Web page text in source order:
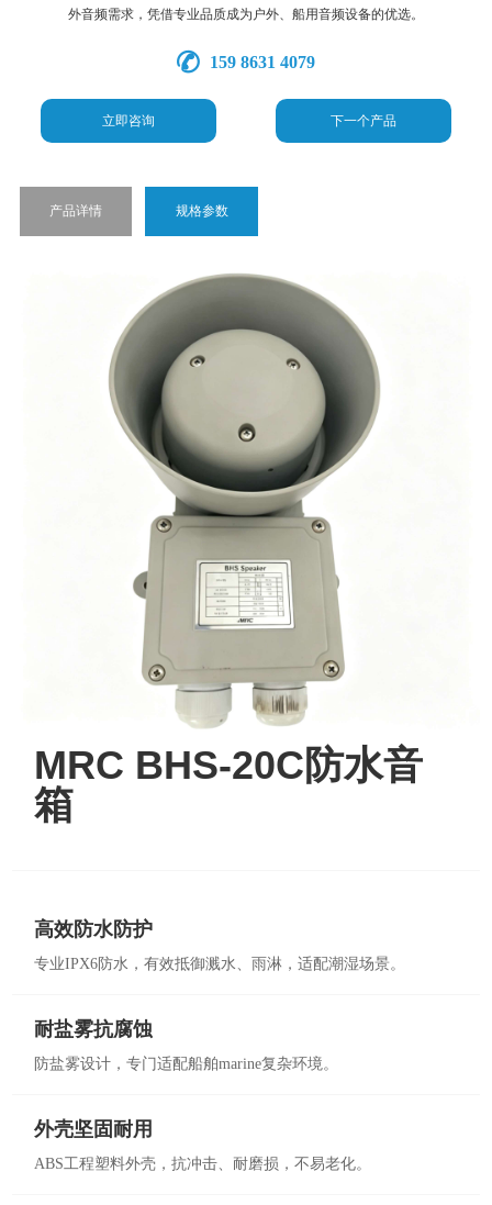
外音频需求，凭借专业品质成为户外、船用音频设备的优选。
159 8631 4079
立即咨询 下一个产品
产品详情 规格参数
MRC BHS-20C防水音
箱
高效防水防护
专业IPX6防水，有效抵御溅水、雨淋，适配潮湿场景。
耐盐雾抗腐蚀
防盐雾设计，专门适配船舶marine复杂环境。
外壳坚固耐用
ABS工程塑料外壳，抗冲击、耐磨损，不易老化。